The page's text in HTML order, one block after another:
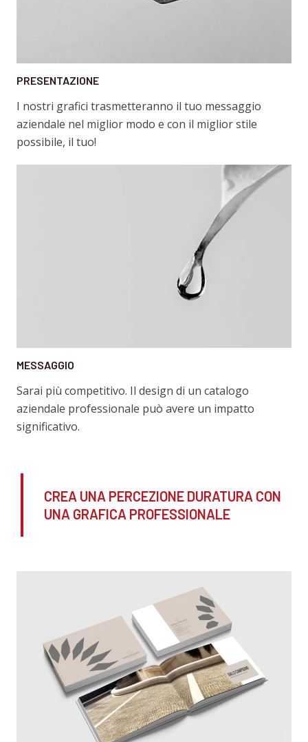
PRESENTAZIONE
I nostri grafici trasmetteranno il tuo messaggio
aziendale nel miglior modo e con il miglior stile
possibile, il tuo!
MESSAGGIO
Sarai più competitivo. Il design di un catalogo
aziendale professionale può avere un impatto
significativo.
CREA UNA PERCEZIONE DURATURA CON
UNA GRAFICA PROFESSIONALE